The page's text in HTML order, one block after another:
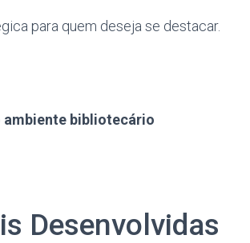
para quem deseja se destacar.
ambiente bibliotecário
Desenvolvidas